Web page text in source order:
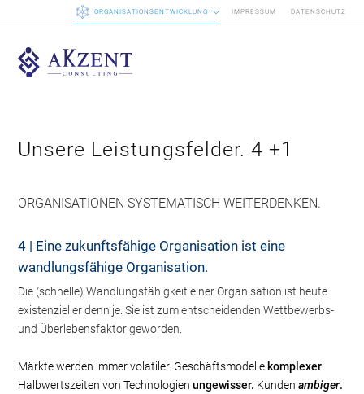
ORGANISATIONSENTWICKLUNG IMPRESSUM DATENSCHUTZ
Unsere Leistungsfelder. 4 +1
ORGANISATIONEN SYSTEMATISCH WEITERDENKEN.
4 | Eine zukunftsfähige Organisation ist eine
wandlungsfähige Organisation.
Die (schnelle) Wandlungsfähigkeit einer Organisation ist heute
existenzieller denn je. Sie ist zum entscheidenden Wettbewerbs-
und Überlebensfaktor geworden.
Märkte werden immer volatiler. Geschäftsmodelle komplexer.
Halbwertszeiten von Technologienungewisser. Kundenambiger.